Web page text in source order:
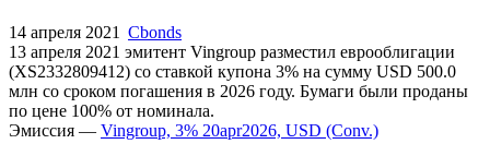
14 апреля 2021 Cbonds
13 апреля 2021 эмитент Vingroup разместил еврооблигации
(XS2332809412) cо ставкой купона 3% на сумму USD 500.0
млн со сроком погашения в 2026 году. Бумаги были проданы
по цене 100% от номинала.
Эмиссия — Vingroup, 3% 20apr2026, USD (Conv.)